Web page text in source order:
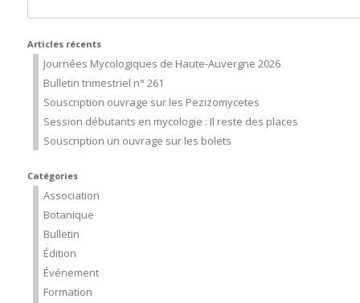
Articles récents
Journées Mycologiques de Haute-Auvergne 2026
Bulletin trimestriel n° 261
Souscription ouvrage sur les Pezizomycetes
Session débutants en mycologie : Il reste des places
Souscription un ouvrage sur les bolets
Catégories
Association
Botanique
Bulletin
Édition
Événement
Formation